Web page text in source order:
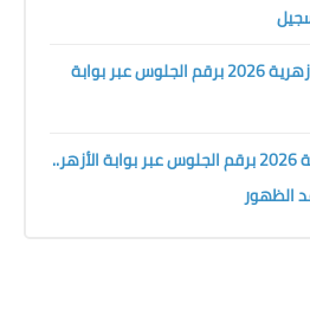
رابط نتيجة الثانوية الأزهرية 2026 برقم الجلوس عبر بوابة
نتيجة الثانوية الأزهرية 2026 برقم الجلوس عبر بوابة الأزهر..
الظهور